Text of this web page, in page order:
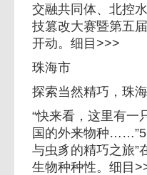
交融共同体、北控
技篡改大赛暨第五
开动。细目>>>
珠海市
探索当然精巧，珠
“快来看，这里有
国的外来物种……”5
与虫豸的精巧之旅”
生物种种性。细目